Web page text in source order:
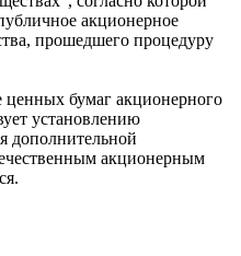
акционерное
прошедшего процедуру
ценных бумаг акционерного
установлению
дополнительной
акционерным